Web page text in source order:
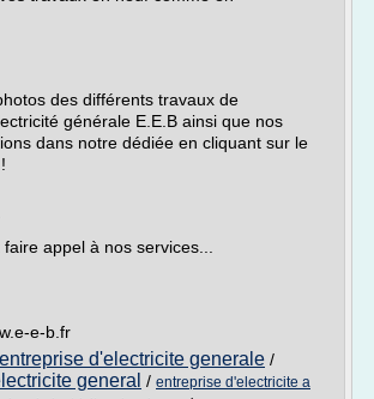
des différents travaux de
générale E.E.B ainsi que nos
dans notre dédiée en cliquant sur le
appel à nos services...
e-b.fr
entreprise d'electricite generale /
general / entreprise d'electricite a